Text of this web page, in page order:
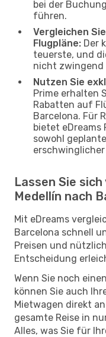
bei der
führen.
Vergleichen
Flugpläne: Der
teuerste, und
nicht zwingend
Nutzen Sie
Prime erhalten
Rabatten auf
Barcelona. Für
bietet eDreams
sowohl
Lassen Sie
Medellín nach
Mit eDreams
Barcelona schnell
Preisen und
Entscheidung
Wenn Sie noch
können Sie auch
Mietwagen direkt
gesamte Reise in
Alles, was Sie für